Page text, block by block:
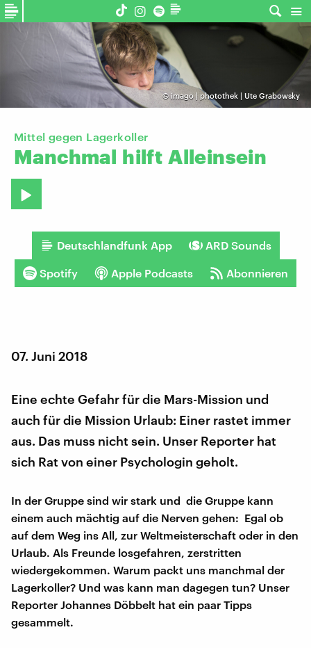
© imago | photothek | Ute Grabowsky
Mittel gegen Lagerkoller
Manchmal hilft Alleinsein
Deutschlandfunk App ARD Sounds
Spotify Apple Podcasts Abonnieren
07. Juni 2018
Eine echte Gefahr für die Mars-Mission und
auch für die Mission Urlaub: Einer rastet immer
aus. Das muss nicht sein. Unser Reporter hat
sich Rat von einer Psychologin geholt.
In der Gruppe sind wir stark und die Gruppe kann
einem auch mächtig auf die Nerven gehen: Egal ob
auf dem Weg ins All, zur Weltmeisterschaft oder in den
Urlaub. Als Freunde losgefahren, zerstritten
wiedergekommen. Warum packt uns manchmal der
Lagerkoller? Und was kann man dagegen tun? Unser
Reporter Johannes Döbbelt hat ein paar Tipps
gesammelt.